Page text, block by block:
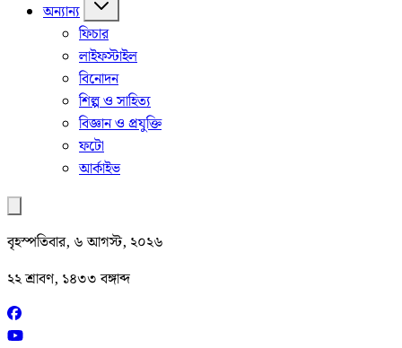
অন্যান্য
ফিচার
লাইফস্টাইল
বিনোদন
শিল্প ও সাহিত্য
বিজ্ঞান ও প্রযুক্তি
ফটো
আর্কাইভ
বৃহস্পতিবার, ৬ আগস্ট, ২০২৬
২২ শ্রাবণ, ১৪৩৩ বঙ্গাব্দ